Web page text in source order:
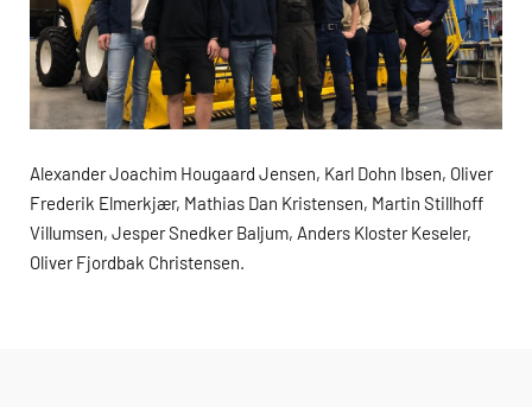
Alexander Joachim Hougaard Jensen, Karl Dohn Ibsen, Oliver
Frederik Elmerkjær, Mathias Dan Kristensen, Martin Stillhoff
Villumsen, Jesper Snedker Baljum, Anders Kloster Keseler,
Oliver Fjordbak Christensen.